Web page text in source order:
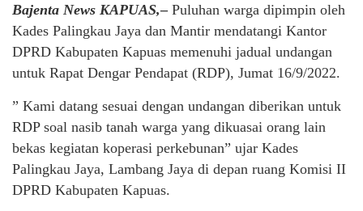
Bajenta News KAPUAS,–Puluhan warga dipimpin oleh
Kades Palingkau Jaya dan Mantir mendatangi Kantor
DPRD Kabupaten Kapuas memenuhi jadual undangan
untuk Rapat Dengar Pendapat (RDP), Jumat 16/9/2022.
” Kami datang sesuai dengan undangan diberikan untuk
RDP soal nasib tanah warga yang dikuasai orang lain
bekas kegiatan koperasi perkebunan” ujar Kades
Palingkau Jaya, Lambang Jaya di depan ruang Komisi II
DPRD Kabupaten Kapuas.